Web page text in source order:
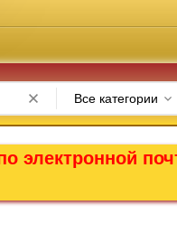
Все категории
электронной